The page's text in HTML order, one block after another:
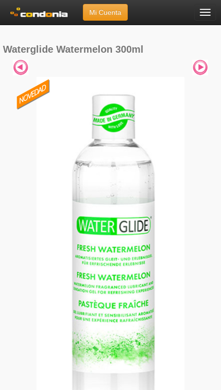
Menú
Mi Cuenta
»Watermelon 300ml
Waterglide Watermelon 300ml